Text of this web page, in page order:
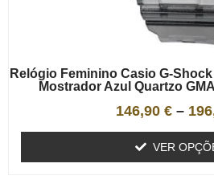
Relógio Feminino Casio G-
Mostrador Azul Quartzo
146,90 € –
VER